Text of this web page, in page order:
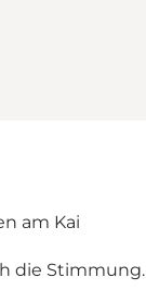
am Kai
die Stimmung.